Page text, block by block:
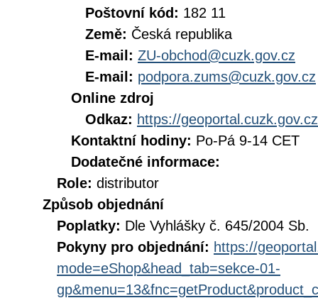
Poštovní kód: 182 11
Země: Česká republika
E-mail: ZU-obchod@cuzk.gov.cz
E-mail: podpora.zums@cuzk.gov.cz
Online zdroj
Odkaz: https://geoportal.cuzk.gov.cz
Kontaktní hodiny: Po-Pá 9-14 CET
Dodatečné informace:
Role: distributor
Způsob objednání
Poplatky: Dle Vyhlášky č. 645/2004 Sb.
Pokyny pro objednání: https://
mode=eShop&head_tab=sekce-01-